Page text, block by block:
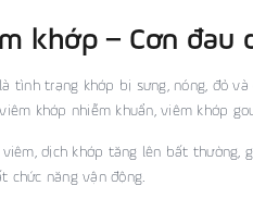
khớp – Cơn đau
tình trạng khớp bị sưng, nóng, đỏ
khớp nhiễm khuẩn, viêm khớp
viêm, dịch khớp tăng lên bất thường,
chức năng vận động.